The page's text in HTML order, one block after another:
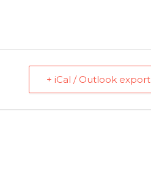
+ iCal / Outlook export